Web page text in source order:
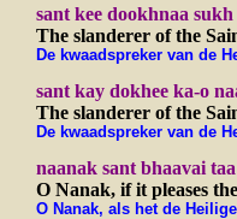
sant kee dookhnaa
The slanderer of the
De kwaadspreker van de
sant kay dokhee ka-o
The slanderer of the
De kwaadspreker van de
naanak sant bhaavai
O Nanak, if it pleases
O Nanak, als het de